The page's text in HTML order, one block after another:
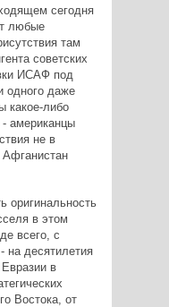
сегодня
любые
там
советских
ИСАФ под
одного даже
какое-либо
американцы
не в
оригинальность
в этом
всего, с
на десятилетия
в
Востока, от